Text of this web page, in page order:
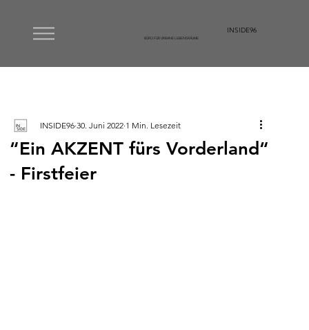
INSIDE96
BÜRO FÜR URBANE LEBENSRÄUME
“Ein AKZENT fürs Vorderland“
- Firstfeier
INSIDE96 30. Juni 2022 1 Min. Lesezeit